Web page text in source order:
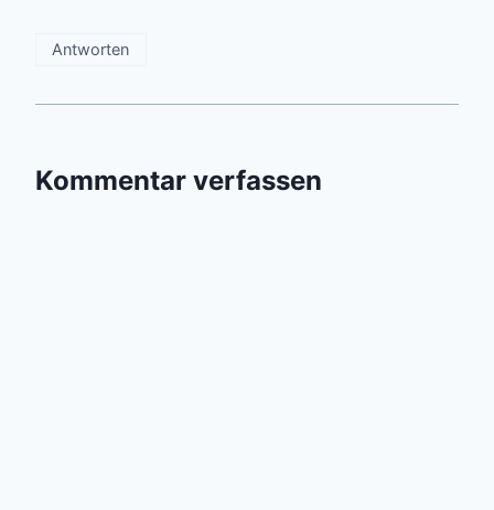
Antworten
Kommentar verfassen